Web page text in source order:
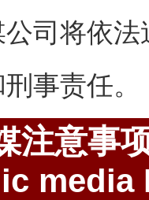
公司将依
事责任。
注意事
media